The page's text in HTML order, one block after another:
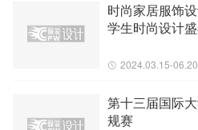
时尚家居服饰
学生时尚设计
2024.03.15-06.20
第十三届国际
规赛